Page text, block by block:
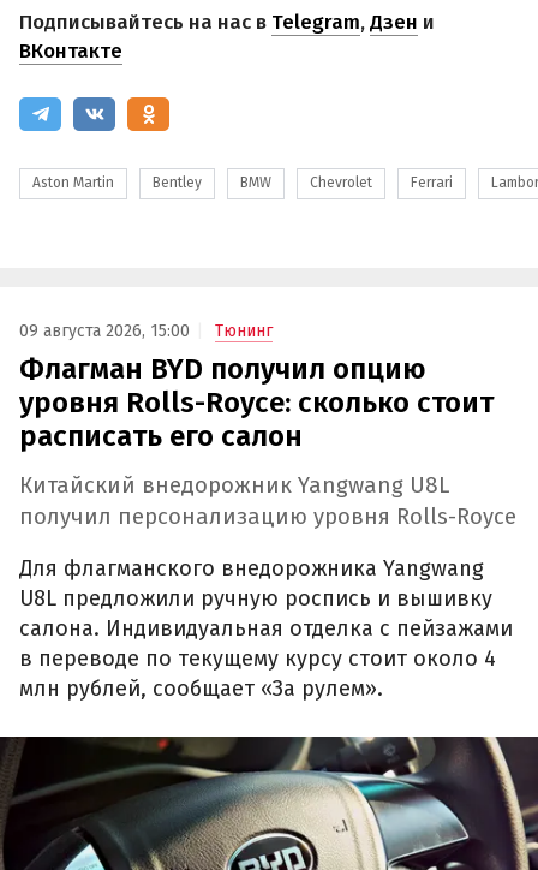
Подписывайтесь на нас в Telegram,Дзен и
ВКонтакте
Aston Martin Bentley BMW Chevrolet Ferrari
09 августа 2026, 15:00 Тюнинг
Флагман BYD получил опцию
уровня Rolls-Royce: сколько стоит
расписать его салон
Китайский внедорожник Yangwang U8L
получил персонализацию уровня Rolls-Royce
Для флагманского внедорожника Yangwang
U8L предложили ручную роспись и вышивку
салона. Индивидуальная отделка с пейзажами
в переводе по текущему курсу стоит около 4
млн рублей, сообщает «За рулем».